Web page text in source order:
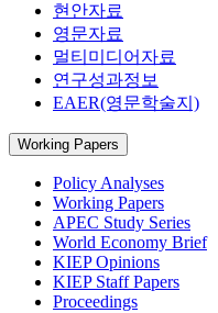
현안자료
영문자료
멀티미디어자료
연구성과정보
EAER(영문학술지)
Working Papers
Policy Analyses
Working Papers
APEC Study Series
World Economy Brief
KIEP Opinions
KIEP Staff Papers
Proceedings